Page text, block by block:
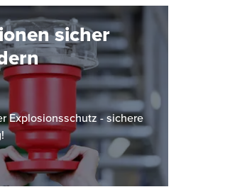
sicher
Explosionsschutz - sichere